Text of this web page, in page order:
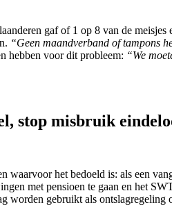
gaf of 1 op 8 van de
“Geen maandverband of tampons
hebben voor dit probleem: “We
stop misbruik
waarvoor het bedoeld is: als een
met pensioen te gaan en het
worden gebruikt als ontslagregeling